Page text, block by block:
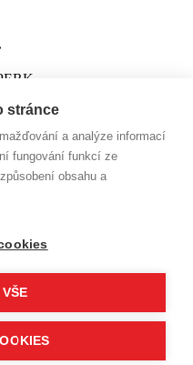
soudu v Ostravě,
Bank, a.s.
a služby, s.r.o.
s.r.o.
stránce
a analýze informací
fungování funkcí ze
obsahu a
VŠE